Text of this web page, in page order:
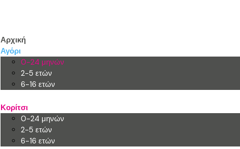
Αρχική
Αγόρι
0-24 μηνών
2-5 ετών
6-16 ετών
Κορίτσι
0-24 μηνών
2-5 ετών
6-16 ετών